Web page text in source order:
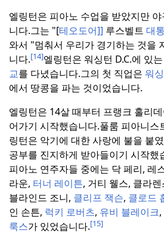
엘링턴은 피아노 수업을 받았지만
니다.그는 "[테오도어]] 루스벨트 대
와서 "멈춰서 우리가 경기하는 것을
니다.[14]엘링턴은 워싱턴 D.C.에 있는
교를 다녔습니다.그의 첫 직업은 워
에서 땅콩을 파는 것이었습니다.
엘링턴은 14살 때부터 프랭크 홀리
어가기 시작했습니다.풀룸 피아니스
링턴은 악기에 대한 사랑에 불을 붙
공부를 진지하게 받아들이기 시작했
피아노 연주자들 중에는 닥 페리, 레
라운, 터너 레이튼, 거티 웰스, 클라
블라인드 조니, 클리프 잭슨, 클로드
인 손튼, 럭키 로버츠, 유비 블레이크
룩스가 있었습니다.[15]